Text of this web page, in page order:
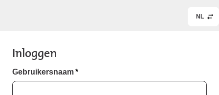
NL
Inloggen
Gebruikersnaam*